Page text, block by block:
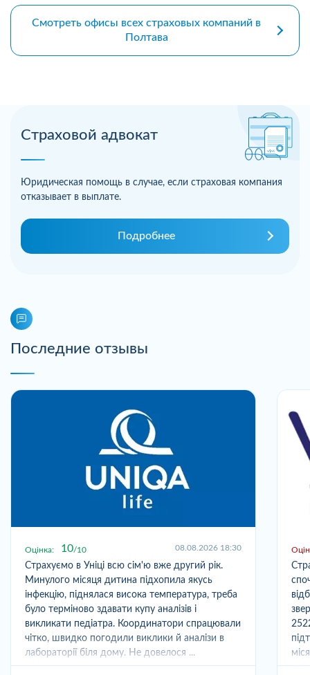
Страховой адвокат
Юридическая помощь в случае, если страховая компания
отказывает в выплате.
Подробнее
Последние отзывы
Оцінка: 10 10 08.08.2026 18:30
Страхуємо в Уніці всю сім'ю вже другий рік.
Минулого місяця дитина підхопила якусь
інфекцію, піднялася висока температура, треба
було терміново здавати купу аналізів і
викликати педіатра. Координатори спрацювали
чітко, швидко погодили виклики й аналізи в
лабораторії біля дому. Не довелося ...
Смотреть офисы всех страховых компаний в
Полтава